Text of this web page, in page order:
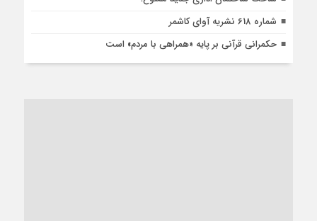
شماره 618 نشریه آوای کاشمر
حکمرانی قرآنی بر پایه «همراهی با مردم» است